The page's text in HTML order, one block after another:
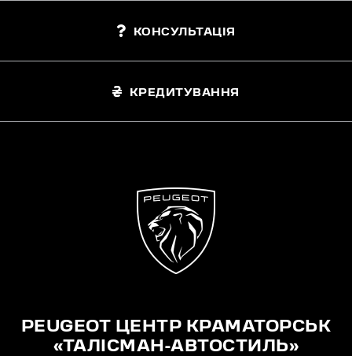
КОНСУЛЬТАЦІЯ
КРЕДИТУВАННЯ
PEUGEOT ЦЕНТР КРАМАТОРСЬК
«ТАЛІСМАН-АВТОСТИЛЬ»